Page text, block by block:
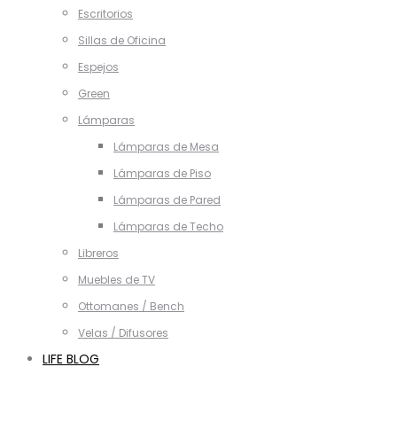
Escritorios
Sillas de Oficina
Espejos
Green
Lámparas
Lámparas de Mesa
Lámparas de Piso
Lámparas de Pared
Lámparas de Techo
Libreros
Muebles de TV
Ottomanes / Bench
Velas / Difusores
LIFE BLOG